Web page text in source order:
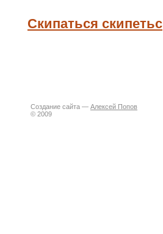
Скипаться скипетьс
Создание сайта — Алексей Попов
© 2009